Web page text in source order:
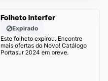
Folheto Interfer
Expirado
Este folheto expirou. Encontre
mais ofertas do Novo! Catálogo
Portasur 2024 em breve.